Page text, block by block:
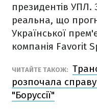
президентів УПЛ.
реальна, що
Української
компанія Favorit
ЧИТАЙТЕ ТАКОЖ:
розпочала
"Боруссії"